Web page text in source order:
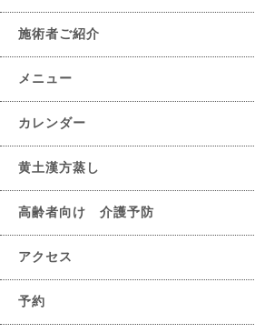
施術者ご紹介
メニュー
カレンダー
黄土漢方蒸し
高齢者向け 介護予防
アクセス
予約